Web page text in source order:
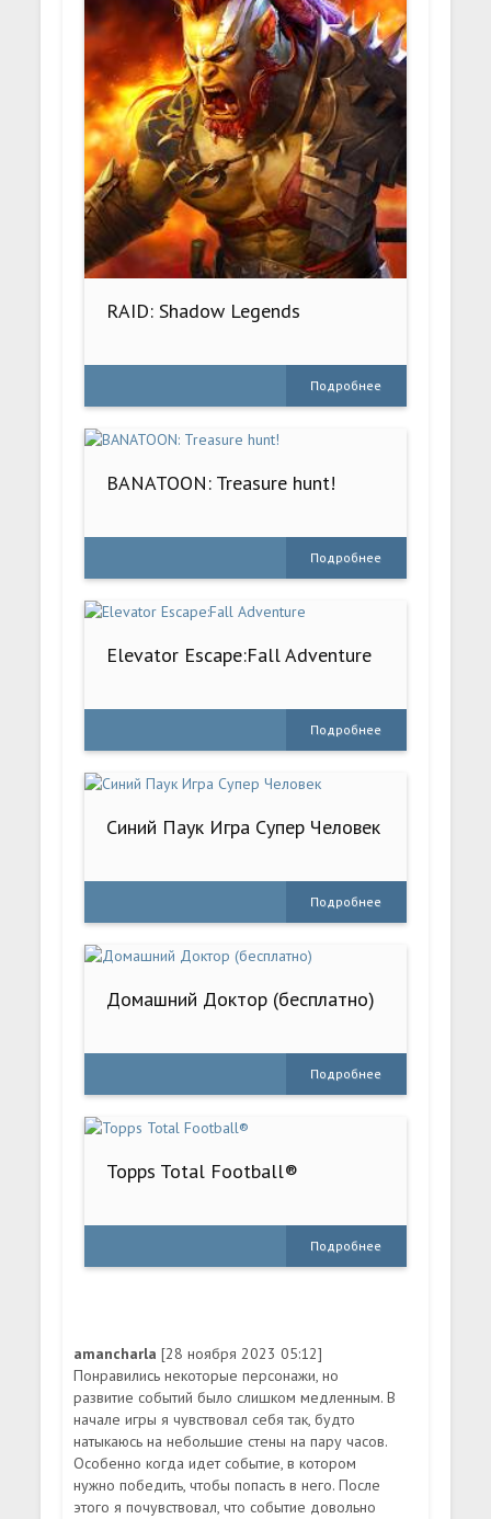
RAID: Shadow Legends
Подробнее
BANATOON: Treasure hunt!
Подробнее
Elevator Escape:Fall Adventure
Подробнее
Синий Паук Игра Супер Человек
Подробнее
Домашний Доктор (бесплатно)
Подробнее
Topps Total Football®
Подробнее
amancharla[28 ноября 2023 05:12]
Понравились некоторые персонажи, но
развитие событий было слишком медленным. В
начале игры я чувствовал себя так, будто
натыкаюсь на небольшие стены на пару часов.
Особенно когда идет событие, в котором
нужно победить, чтобы попасть в него. После
этого я почувствовал, что событие довольно